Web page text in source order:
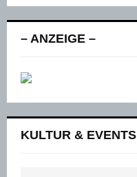
– ANZEIGE –
KULTUR & EVENTS